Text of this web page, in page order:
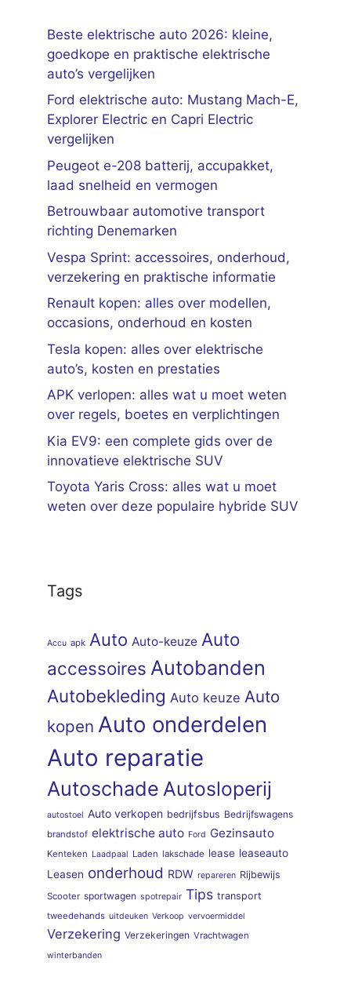
Beste elektrische auto 2026: kleine,
goedkope en praktische elektrische
auto’s vergelijken
Ford elektrische auto: Mustang Mach-E,
Explorer Electric en Capri Electric
vergelijken
Peugeot e-208 batterij, accupakket,
laad snelheid en vermogen
Betrouwbaar automotive transport
richting Denemarken
Vespa Sprint: accessoires, onderhoud,
verzekering en praktische informatie
Renault kopen: alles over modellen,
occasions, onderhoud en kosten
Tesla kopen: alles over elektrische
auto’s, kosten en prestaties
APK verlopen: alles wat u moet weten
over regels, boetes en verplichtingen
Kia EV9: een complete gids over de
innovatieve elektrische SUV
Toyota Yaris Cross: alles wat u moet
weten over deze populaire hybride SUV
Tags
Accu apk Auto Auto-keuze Auto
accessoires Autobanden
Autobekleding Auto keuze Auto
kopen Auto onderdelen
Auto reparatie
Autoschade Autosloperij
autostoel Auto verkopen bedrijfsbus Bedrijfswagens
brandstof elektrische auto Ford Gezinsauto
Kenteken Laadpaal Laden lakschade lease leaseauto
Leasen onderhoud RDW repareren Rijbewijs
Scooter sportwagen spotrepair Tips transport
tweedehands uitdeuken Verkoop vervoermiddel
Verzekering Verzekeringen Vrachtwagen
winterbanden